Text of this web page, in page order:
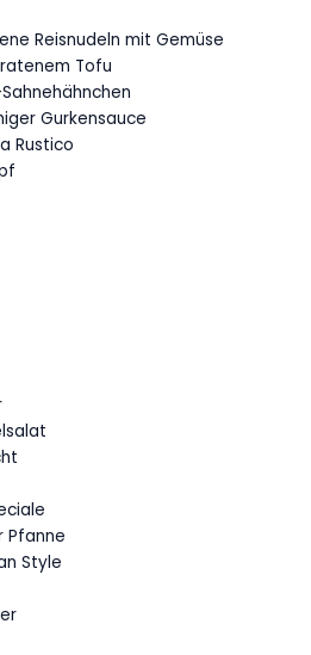
Reisnudeln mit Gemüse
Tofu
Gurkensauce
Rustico
Pfanne
Style